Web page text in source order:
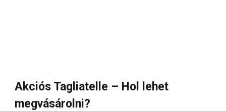
Akciós Tagliatelle – Hol lehet
megvásárolni?